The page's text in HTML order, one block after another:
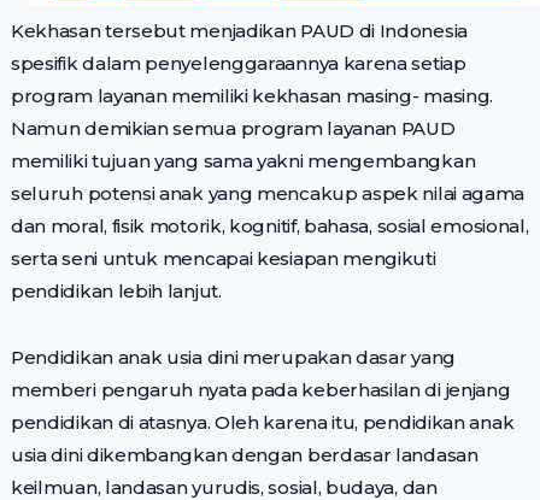
Kekhasan tersebut menjadikan PAUD di Indonesia
spesifik dalam penyelenggaraannya karena setiap
program layanan memiliki kekhasan masing- masing.
Namun demikian semua program layanan PAUD
memiliki tujuan yang sama yakni mengembangkan
seluruh potensi anak yang mencakup aspek nilai agama
dan moral, fisik motorik, kognitif, bahasa, sosial emosional,
serta seni untuk mencapai kesiapan mengikuti
pendidikan lebih lanjut.
Pendidikan anak usia dini merupakan dasar yang
memberi pengaruh nyata pada keberhasilan di jenjang
pendidikan di atasnya. Oleh karena itu, pendidikan anak
usia dini dikembangkan dengan berdasar landasan
keilmuan, landasan yurudis, sosial, budaya, dan